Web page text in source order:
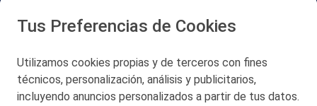
San Martín 5-Edificio Muñatones,
© 2026 Petronor S.A.
Tus Preferencias de Cookies
Utilizamos cookies propias y de terceros con fines
técnicos, personalización, análisis y publicitarios,
incluyendo anuncios personalizados a partir de tus datos.